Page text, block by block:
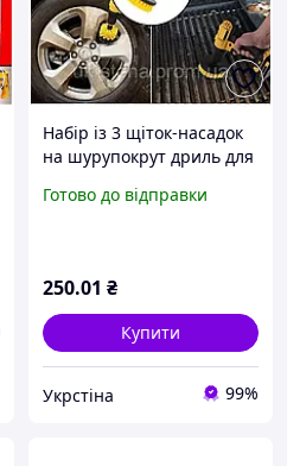
Набір із 3 щіток-насадок
на шурупокрут дриль для
Готово до відправки
250.01 ₴
Купити
Укрстіна 99%